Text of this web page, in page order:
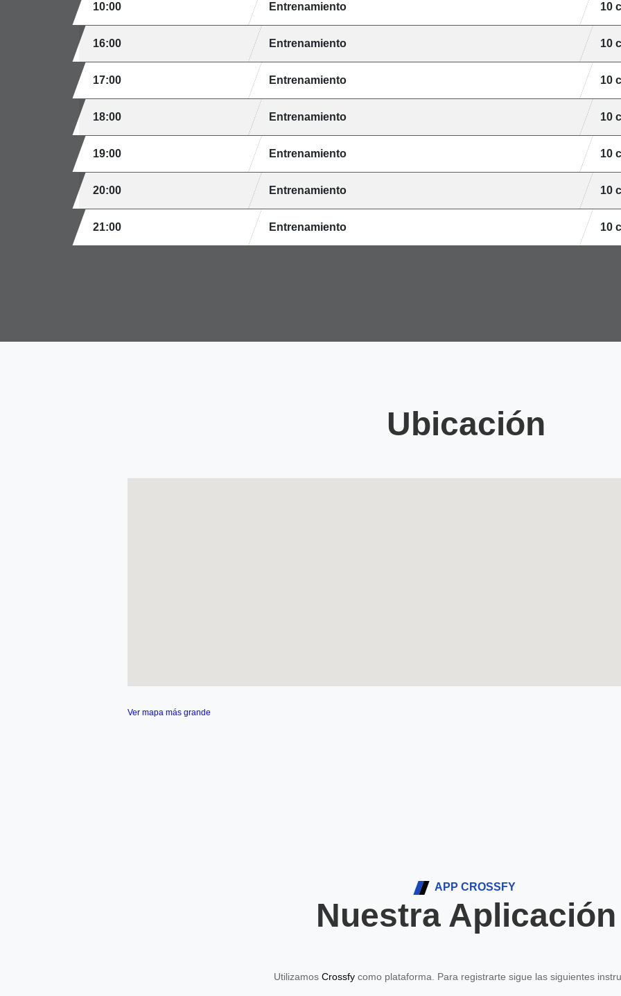
10:00 Entrenamiento 10
16:00 Entrenamiento 10
17:00 Entrenamiento 10
18:00 Entrenamiento 10
19:00 Entrenamiento 10
20:00 Entrenamiento 10
21:00 Entrenamiento 10
Ubicación
Ver mapa más grande
APP CROSSFY
Nuestra Aplicación
Utilizamos Crossfy como plataforma. Para registrarte sigue las siguientes